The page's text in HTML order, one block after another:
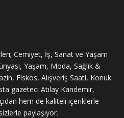
Cemiyet, İş, Sanat ve Yaşam
Yaşam, Moda, Sağlık &
Fiskos, Alışveriş Saati, Konuk
gazeteci Atılay Kandemir,
hem de kaliteli içeriklerle
paylaşıyor.